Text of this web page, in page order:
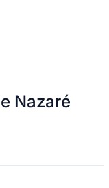
Nazaré